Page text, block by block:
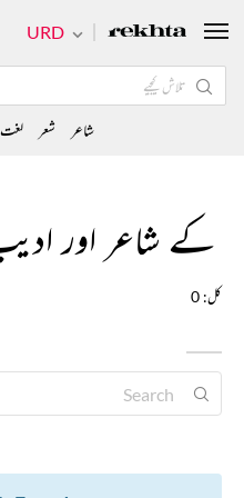
کے شاعر اور
کل: 0
URD
شاعر شعر لغت